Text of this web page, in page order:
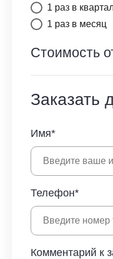
1 раз в
1 раз в месяц
Стоимость
Заказать
Имя*
Телефон*
Комментарий к